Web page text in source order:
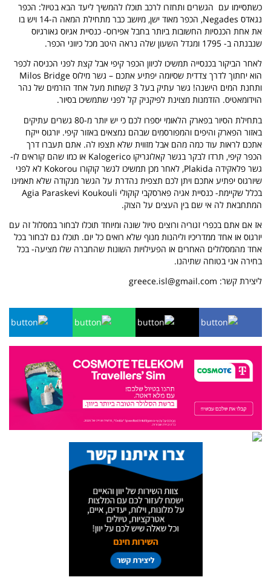
כשתסיימו עם הגשרים ותחזרו לרכב תוכלו להמשיך ליעד הבא בטיול: הכפר
נגאדס Negades
, הכפר מאוד ישן, מיושב כבר מתחילת המאה ה-14 ויש בו
את אחת הכנסיות החשובות ביותר בחבל אפירוס- כנסיית אגיוס גאורגיוס
שנבנתה ב- 1795 ומגדל השעון שלה נראה היטב מכל כיווני הכפר.
לאחר הביקור בכנסייה תמשיכו לכיוון הכפר קיפי אבל קצת לפני הכניסה לכפר
הוא יחתוך לדרך צדדית שסיומה יפתיע אתכם – גשר מילוס Milos Bridge
ותחנת המים הישנה! גשר עתיק בעל 3 קשתות מעל אחד הזרמים של נהר
הוידומאטיס. הזדמנות מצוינת לפיקניק קל לפני שתמשיכו בסיור.
בתחילת הסיור בפארק הלאומי יספרו לכם כי יש יותר מ-80 גשרים עתיקים
באזור הפארק והיפים והמפורסמים שבהם נמצאים באזור קיפי. יורגוס ייקח
אתכם לראות עוד כמה מהם אבל מזווית שלא תצפו לה. אתם תעברו דרך
הכפר קיפי, תרדו לבקר בגשר קאלוגריקו Kalogerico או כמו שהם קוראים לו-
גשר פלאקידה Plakida, לאחר מכן תמשיכו לגשר קוקורו Kokorou לא לפני
שיורגוס יפתיע אתכם ויתן לכם תצפית נהדרת על הגשר מנקודה שלא תאמינו
בכלל שקיימת- כנסיית אגיה פארסקבי קוקולי Agia Paraskevi Koukouli
המתחבאת לה אי שם בין העצים על הצוק.
אז אם אתם בכפרי זגוריה ורוצים טיול שונה ומיוחד תוכלו לבחור במסלול זה עם
יורגוס או אחד ממדריכיו וליהנות מנוף שלא רואים כל יום. תוכלו גם לבחור בכל
אחד מהמסלולים האחרים או הפעילויות השונות שהחברה שלו מציעה- בכל
בחירה אני בטוחה שתיהנו.
ליצירת קשר: greece.isl@gmail.com